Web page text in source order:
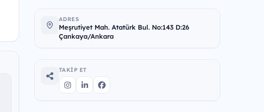
ADRES
Meşrutiyet Mah. Atatürk Bul. No:143 D:26
Çankaya/Ankara
TAKIP ET